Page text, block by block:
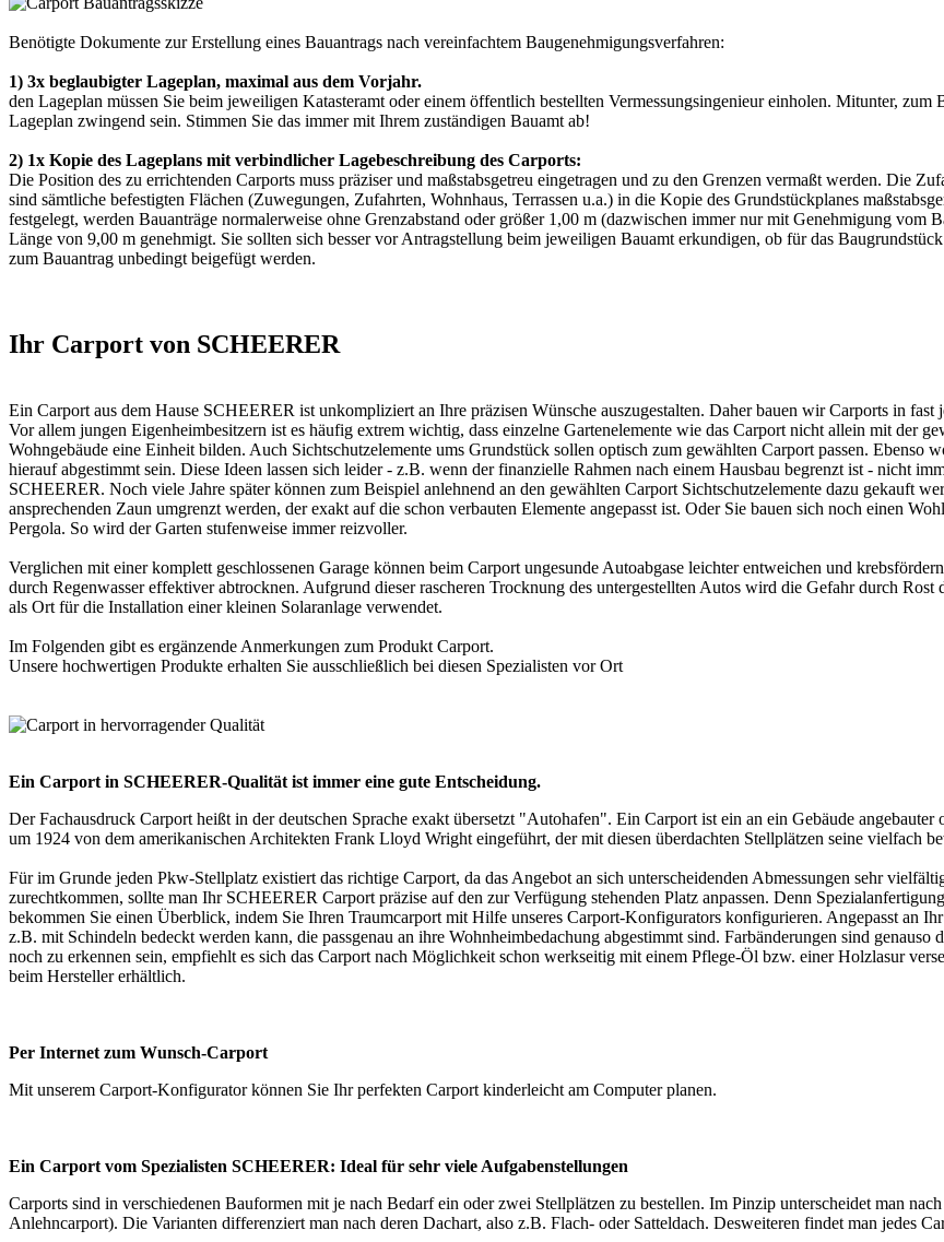
Benötigte Dokumente zur Erstellung eines Bauantrags nach vereinfachtem Baugenehmigungsverfahren:
1) 3x beglaubigter Lageplan, maximal aus dem Vorjahr.
den Lageplan müssen Sie beim jeweiligen Katasteramt oder einem öffentlich bestellten Vermessungsingenieur einholen. Mitunter,
Lageplan zwingend sein. Stimmen Sie das immer mit Ihrem zuständigen Bauamt ab!
2) 1x Kopie des Lageplans mit verbindlicher Lagebeschreibung des Carports:
Die Position des zu errichtenden Carports muss präziser und maßstabsgetreu eingetragen und zu den Grenzen vermaßt werden. Die
sind sämtliche befestigten Flächen (Zuwegungen, Zufahrten, Wohnhaus, Terrassen u.a.) in die Kopie des Grundstückplanes
festgelegt, werden Bauanträge normalerweise ohne Grenzabstand oder größer 1,00 m (dazwischen immer nur mit Genehmigung vom
Länge von 9,00 m genehmigt. Sie sollten sich besser vor Antragstellung beim jeweiligen Bauamt erkundigen, ob für das
zum Bauantrag unbedingt beigefügt werden.
Ihr Carport von SCHEERER
Ein Carport aus dem Hause SCHEERER ist unkompliziert an Ihre präzisen Wünsche auszugestalten. Daher bauen wir Carports in
Vor allem jungen Eigenheimbesitzern ist es häufig extrem wichtig, dass einzelne Gartenelemente wie das Carport nicht allein mit der
Wohngebäude eine Einheit bilden. Auch Sichtschutzelemente ums Grundstück sollen optisch zum gewählten Carport passen. Ebenso
hierauf abgestimmt sein. Diese Ideen lassen sich leider - z.B. wenn der finanzielle Rahmen nach einem Hausbau begrenzt ist - nicht
SCHEERER. Noch viele Jahre später können zum Beispiel anlehnend an den gewählten Carport Sichtschutzelemente dazu gekauft
ansprechenden Zaun umgrenzt werden, der exakt auf die schon verbauten Elemente angepasst ist. Oder Sie bauen sich noch einen
Pergola. So wird der Garten stufenweise immer reizvoller.
Verglichen mit einer komplett geschlossenen Garage können beim Carport ungesunde Autoabgase leichter entweichen und
durch Regenwasser effektiver abtrocknen. Aufgrund dieser rascheren Trocknung des untergestellten Autos wird die Gefahr durch
als Ort für die Installation einer kleinen Solaranlage verwendet.
Im Folgenden gibt es ergänzende Anmerkungen zum Produkt Carport.
Unsere hochwertigen Produkte erhalten Sie ausschließlich bei diesen Spezialisten vor Ort
Ein Carport in SCHEERER-Qualität ist immer eine gute Entscheidung.
Der Fachausdruck Carport heißt in der deutschen Sprache exakt übersetzt "Autohafen". Ein Carport ist ein an ein Gebäude
um 1924 von dem amerikanischen Architekten Frank Lloyd Wright eingeführt, der mit diesen überdachten Stellplätzen seine vielfach
Für im Grunde jeden Pkw-Stellplatz existiert das richtige Carport, da das Angebot an sich unterscheidenden Abmessungen sehr
zurechtkommen, sollte man Ihr SCHEERER Carport präzise auf den zur Verfügung stehenden Platz anpassen. Denn
bekommen Sie einen Überblick, indem Sie Ihren Traumcarport mit Hilfe unseres Carport-Konfigurators konfigurieren. Angepasst an
z.B. mit Schindeln bedeckt werden kann, die passgenau an ihre Wohnheimbedachung abgestimmt sind. Farbänderungen sind
noch zu erkennen sein, empfiehlt es sich das Carport nach Möglichkeit schon werkseitig mit einem Pflege-Öl bzw. einer Holzlasur
beim Hersteller erhältlich.
Per Internet zum Wunsch-Carport
Mit unserem Carport-Konfiguratorkönnen Sie Ihr perfekten Carport kinderleicht am Computer planen.
Ein Carport vom Spezialisten SCHEERER: Ideal für sehr viele Aufgabenstellungen
Carports sind in verschiedenen Bauformen mit je nach Bedarf ein oder zwei Stellplätzen zu bestellen. Im Pinzip unterscheidet man
Anlehncarport). Die Varianten differenziert man nach deren Dachart, also z.B. Flach- oder Satteldach. Desweiteren findet man jedes